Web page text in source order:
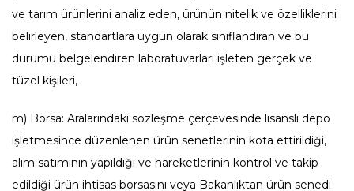
ve tarım ürünlerini analiz eden, ürünün nitelik ve özelliklerini
belirleyen, standartlara uygun olarak sınıflandıran ve bu
durumu belgelendiren laboratuvarları işleten gerçek ve
tüzel kişileri,
m) Borsa: Aralarındaki sözleşme çerçevesinde lisanslı depo
işletmesince düzenlenen ürün senetlerinin kota ettirildiği,
alım satımının yapıldığı ve hareketlerinin kontrol ve takip
edildiği ürün ihtisas borsasını veya Bakanlıktan ürün senedi